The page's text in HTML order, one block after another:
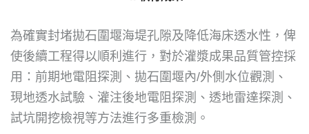
為確實封堵拋石圍堰海堤孔隙及降低海床透水性，俾
使後續工程得以順利進行，對於灌漿成果品質管控採
用：前期地電阻探測、拋石圍堰內/外側水位觀測、
現地透水試驗、灌注後地電阻探測、透地雷達探測、
試坑開挖檢視等方法進行多重檢測。